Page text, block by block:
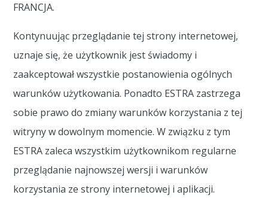
FRANCJA.
Kontynuując przeglądanie tej strony internetowej,
uznaje się, że użytkownik jest świadomy i
zaakceptował wszystkie postanowienia ogólnych
warunków użytkowania. Ponadto ESTRA zastrzega
sobie prawo do zmiany warunków korzystania z tej
witryny w dowolnym momencie. W związku z tym
ESTRA zaleca wszystkim użytkownikom regularne
przeglądanie najnowszej wersji i warunków
korzystania ze strony internetowej i aplikacji.